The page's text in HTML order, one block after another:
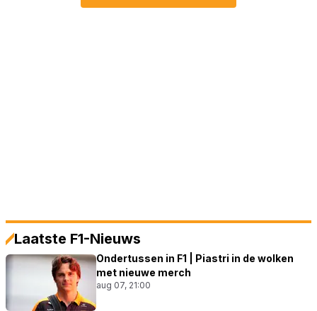
Laatste F1-Nieuws
Ondertussen in F1 | Piastri in de wolken
met nieuwe merch
aug 07, 21:00